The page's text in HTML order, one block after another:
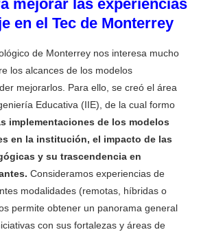
mejorar las experiencias
en el Tec de Monterrey
de Monterrey nos interesa mucho
los alcances de los modelos
mejorarlos. Para ello, se creó el área
Educativa (IIE), de la cual formo
implementaciones de los modelos
en la institución, el impacto de las
y su trascendencia en
Consideramos experiencias de
modalidades (remotas, híbridas o
permite obtener un panorama general
con sus fortalezas y áreas de